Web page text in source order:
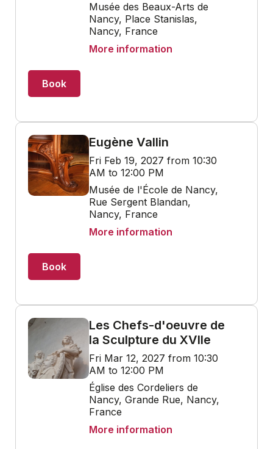
Musée des Beaux-Arts de
Nancy, Place Stanislas,
Nancy, France
More information
Book
Eugène Vallin
Fri Feb 19, 2027 from 10:30
AM to 12:00 PM
Musée de l'École de Nancy,
Rue Sergent Blandan,
Nancy, France
More information
Book
Les Chefs-d'oeuvre de
la Sculpture du XVIIe
Fri Mar 12, 2027 from 10:30
AM to 12:00 PM
Église des Cordeliers de
Nancy, Grande Rue, Nancy,
France
More information